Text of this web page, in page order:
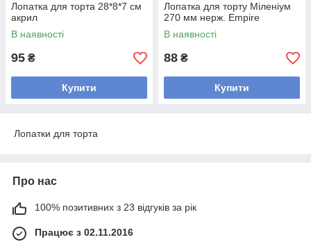
Лопатка для торта 28*8*7 см
акрил
В наявності
95 ₴
Купити
Лопатка для торту Міленіум
270 мм нерж. Empire
В наявності
88 ₴
Купити
Лопатки для торта
Про нас
100% позитивних з 23 відгуків за рік
Працює з 02.11.2016